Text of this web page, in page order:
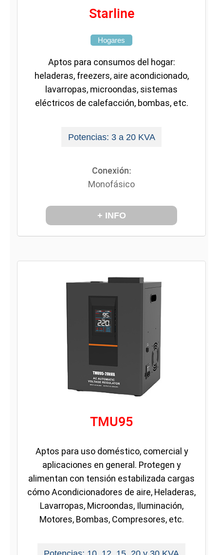
Starline
Hogares
Aptos para consumos del hogar:
heladeras, freezers, aire acondicionado,
lavarropas, microondas, sistemas
eléctricos de calefacción, bombas, etc.
Potencias: 3 a 20 KVA
Conexión:
Monofásico
+ INFO
TMU95
Aptos para uso doméstico, comercial y
aplicaciones en general. Protegen y
alimentan con tensión estabilizada cargas
cómo Acondicionadores de aire, Heladeras,
Lavarropas, Microondas, Iluminación,
Motores, Bombas, Compresores, etc.